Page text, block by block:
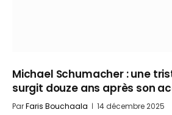
Michael Schumacher : une
surgit douze ans après son
ParFaris Bouchaala 14 décembre 2025